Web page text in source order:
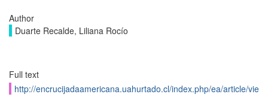
Author
Duarte Recalde, Liliana Rocío
Full text
http://encrucijadaamericana.uahurtado.cl/index.php/ea/article/vie